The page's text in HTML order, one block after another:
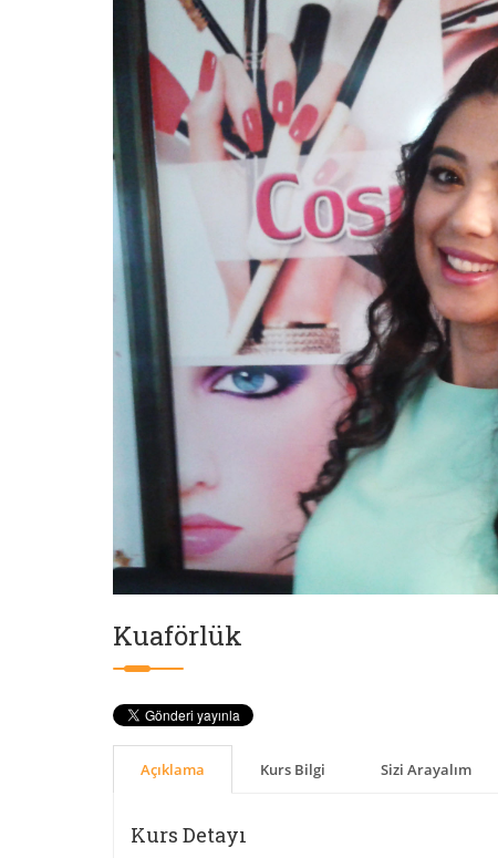
Kuaförlük
Açıklama Kurs Bilgi Sizi Arayalım
Kurs Detayı